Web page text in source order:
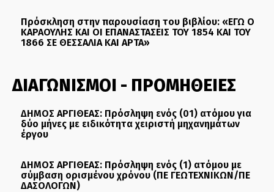
Πρόσκληση στην παρουσίαση του βιβλίου: «ΕΓΩ Ο
ΚΑΡΑΟΥΛΗΣ ΚΑΙ ΟΙ ΕΠΑΝΑΣΤΑΣΕΙΣ ΤΟΥ 1854 ΚΑΙ ΤΟΥ
1866 ΣΕ ΘΕΣΣΑΛΙΑ ΚΑΙ ΑΡΤΑ»
ΔΙΑΓΩΝΙΣΜΟΙ - ΠΡΟΜΗΘΕΙΕΣ
ΔΗΜΟΣ ΑΡΓΙΘΕΑΣ: Πρόσληψη ενός (01) ατόμου για
δύο μήνες με ειδικότητα χειριστή μηχανημάτων
έργου
ΔΗΜΟΣ ΑΡΓΙΘΕΑΣ: Πρόσληψη ενός (1) ατόμου με
σύμβαση ορισμένου χρόνου (ΠΕ ΓΕΩΤΕΧΝΙΚΩΝ/ΠΕ
ΔΑΣΟΛΟΓΩΝ)